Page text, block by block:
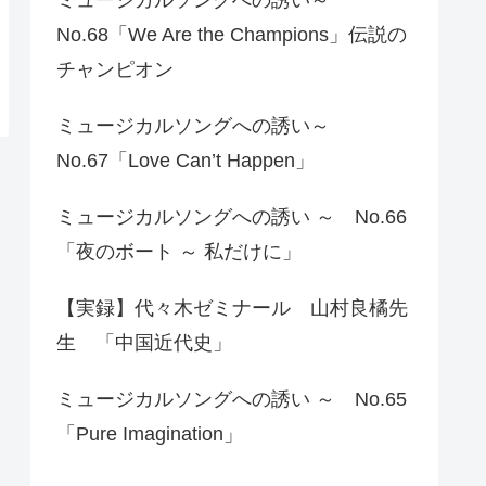
No.68「We Are the Champions」伝説の
チャンピオン
ミュージカルソングへの誘い～
No.67「Love Can’t Happen」
ミュージカルソングへの誘い ～ No.66
「夜のボート ～ 私だけに」
【実録】代々木ゼミナール 山村良橘先
生 「中国近代史」
ミュージカルソングへの誘い ～ No.65
「Pure Imagination」